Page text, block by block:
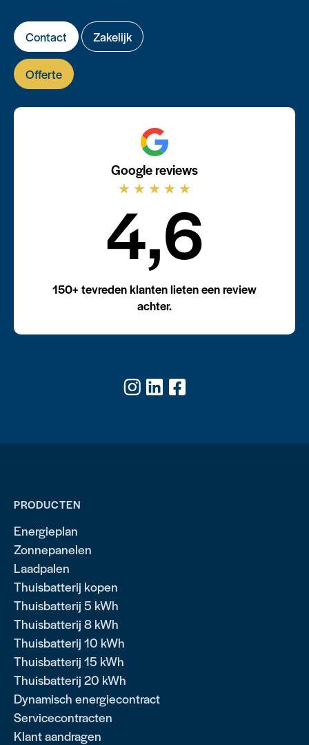
Contact Zakelijk
Offerte
Google reviews
★ ★ ★ ★ ★
4,6
150+ tevreden klanten lieten een review
achter.
PRODUCTEN
Energieplan
Zonnepanelen
Laadpalen
Thuisbatterij kopen
Thuisbatterij 5 kWh
Thuisbatterij 8 kWh
Thuisbatterij 10 kWh
Thuisbatterij 15 kWh
Thuisbatterij 20 kWh
Dynamisch energiecontract
Servicecontracten
Klant aandragen